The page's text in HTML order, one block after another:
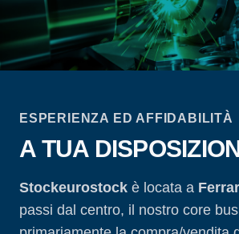
ESPERIENZA ED AFFIDABILITÀ
A TUA
Stockeurostock è locata a
passi dal centro, il nostro core